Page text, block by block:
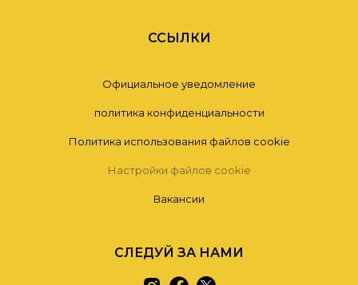
ССЫЛКИ
Официальное уведомление
политика конфиденциальности
Политика использования файлов cookie
Настройки файлов cookie
Вакансии
СЛЕДУЙ ЗА НАМИ